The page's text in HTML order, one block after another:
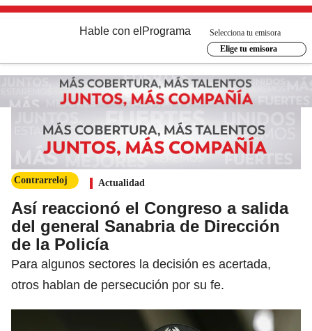
Hable con el Programa
Selecciona tu emisora
Elige tu emisora
Contrarreloj Actualidad
Así reaccionó el Congreso a salida
del general Sanabria de Dirección
de la Policía
Para algunos sectores la decisión es acertada,
otros hablan de persecución por su fe.